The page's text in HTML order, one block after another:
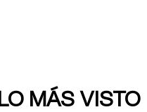
LO MÁS VISTO